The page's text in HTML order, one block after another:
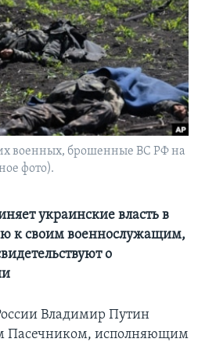
военных, брошенные ВС РФ на
фото).
украинские власть в
к своим военнослужащим,
о
Владимир Путин
Пасечником, исполняющим